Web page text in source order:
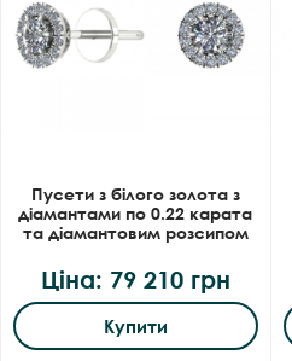
Пусети з білого золота з
діамантами по 0.22 карата
та діамантовим розсипом
Ціна: 79 210 грн
Купити